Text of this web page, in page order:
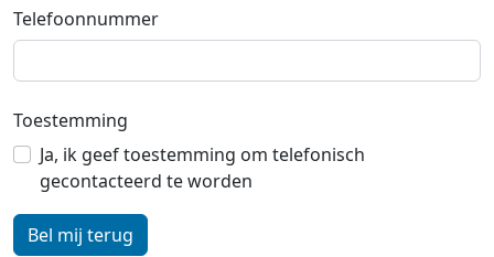
Telefoonnummer
Toestemming
Ja, ik geef toestemming om telefonisch
gecontacteerd te worden